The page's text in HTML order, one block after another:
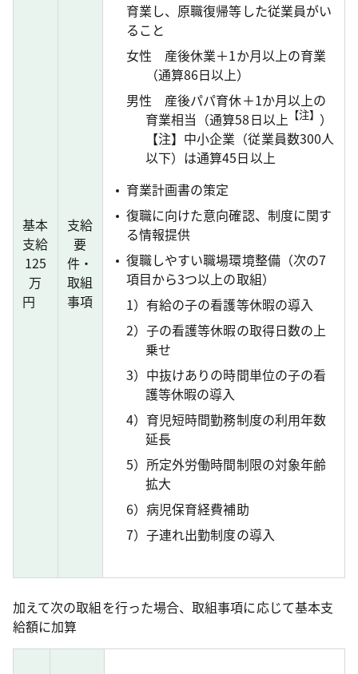
基本
支給
125
万
円
支給
要
件・
取組
事項
育業し、原職復帰等した従業員がい
ること
女性 産後休業＋1か月以上の育業
（通算86日以上）
男性 産後パパ育休＋1か月以上の
育業相当（通算58日以上 【注】 ）
【注】中小企業（従業員数300人
以下）は通算45日以上
育業計画書の策定
復職に向けた意向確認、制度に関す
る情報提供
復職しやすい職場環境整備（次の7
項目から3つ以上の取組）
1）有給の子の看護等休暇の導入
2）子の看護等休暇の取得日数の上
乗せ
3）中抜けありの時間単位の子の看
護等休暇の導入
4）育児短時間勤務制度の利用年数
延長
5）所定外労働時間制限の対象年齢
拡大
6）病児保育経費補助
7）子連れ出勤制度の導入
加えて次の取組を行った場合、取組事項に応じて基本支
給額に加算